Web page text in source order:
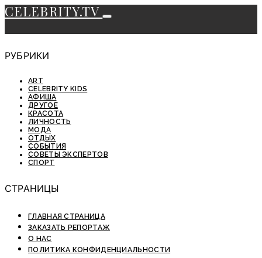
CELEBRITY.TV
РУБРИКИ
ART
CELEBRITY KIDS
АФИША
ДРУГОЕ
КРАСОТА
ЛИЧНОСТЬ
МОДА
ОТДЫХ
СОБЫТИЯ
СОВЕТЫ ЭКСПЕРТОВ
СПОРТ
СТРАНИЦЫ
ГЛАВНАЯ СТРАНИЦА
ЗАКАЗАТЬ РЕПОРТАЖ
О НАС
ПОЛИТИКА КОНФИДЕНЦИАЛЬНОСТИ